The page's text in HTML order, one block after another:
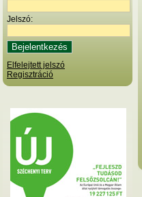
Jelszó:
Elfelejtett jelszó
Regisztráció